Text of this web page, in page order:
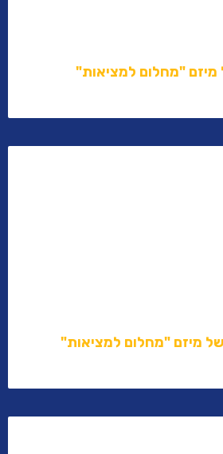
מיזם "מחלום למציאות"
מיזם "מחלום למציאות"